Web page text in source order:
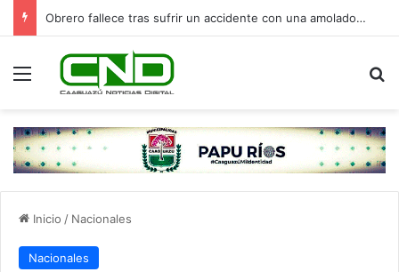
Obrero fallece tras sufrir un accidente con una amoladora en Canindeyú
Menú
Inicio / Nacionales
Nacionales